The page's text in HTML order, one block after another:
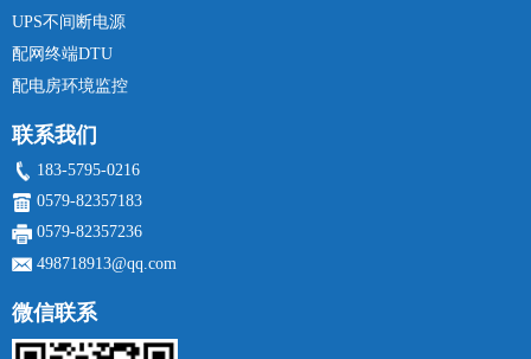
UPS不间断电源
配网终端DTU
配电房环境监控
联系我们
183-5795-0216
0579-82357183
0579-82357236
498718913@qq.com
微信联系